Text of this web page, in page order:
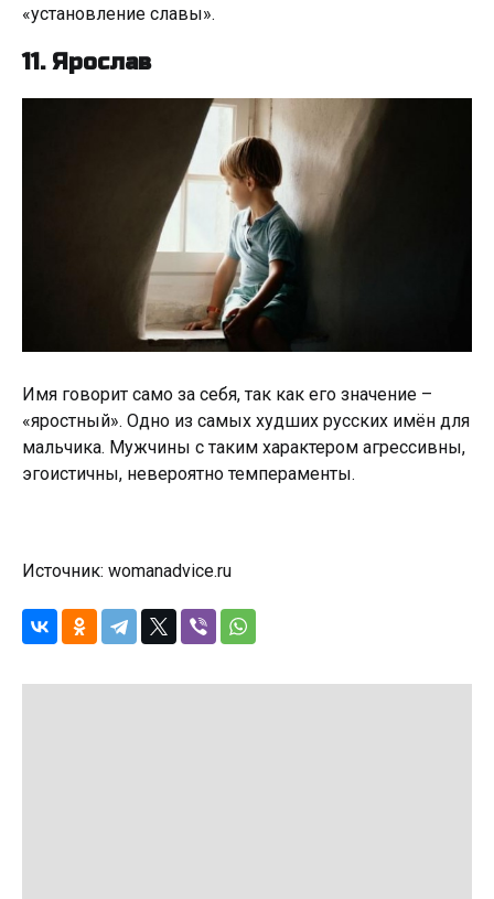
«установление славы».
11. Ярослав
Имя говорит само за себя, так как его значение –
«яростный». Одно из самых худших русских имён для
мальчика. Мужчины с таким характером агрессивны,
эгоистичны, невероятно темпераменты.
Источник: womanadvice.ru